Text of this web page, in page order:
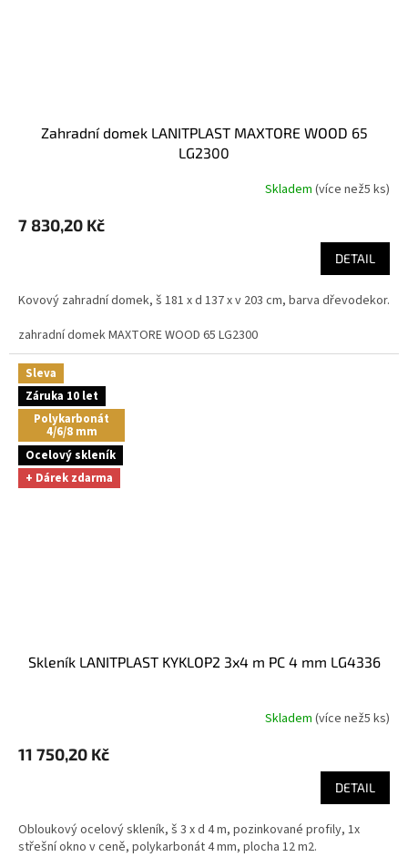
zahradní domek LANITPLAST MAXTORE WOOD 65
LG2300
Skladem (více než5 ks)
7 830,20 Kč
DETAIL
Kovový zahradní domek, š 181 x d 137 x v 203 cm, barva dřevodekor.
zahradní domek MAXTORE WOOD 65 LG2300
Sleva
Záruka 10 let
Polykarbonát
4/6/8 mm
Ocelový skleník
+ Dárek zdarma
skleník LANITPLAST KYKLOP2 3x4 m PC 4 mm LG4336
Skladem (více než5 ks)
11 750,20 Kč
DETAIL
Obloukový ocelový skleník, š 3 x d 4 m, pozinkované profily, 1x
střešní okno v ceně, polykarbonát 4 mm, plocha 12 m2.